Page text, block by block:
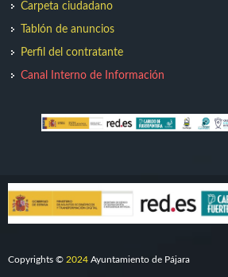
Carpeta ciudadano
Tablón de anuncios
Perfil del contratante
Canal Interno de Información
Copyrights © 2024 Ayuntamiento de Pájara